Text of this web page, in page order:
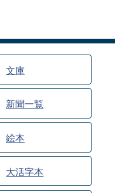
文庫
新聞一覧
絵本
大活字本